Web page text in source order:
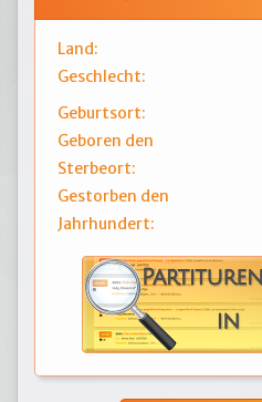
Land:
Geschlecht:
Geburtsort:
Geboren den
Sterbeort:
Gestorben den
Jahrhundert: